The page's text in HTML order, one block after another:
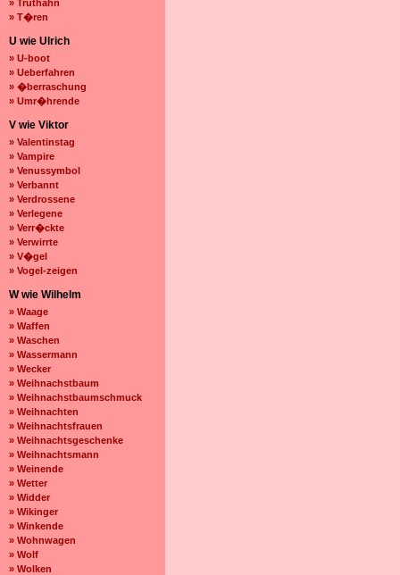
» Truthahn
» T�ren
U wie Ulrich
» U-boot
» Ueberfahren
» �berraschung
» Umr�hrende
V wie Viktor
» Valentinstag
» Vampire
» Venussymbol
» Verbannt
» Verdrossene
» Verlegene
» Verr�ckte
» Verwirrte
» V�gel
» Vogel-zeigen
W wie Wilhelm
» Waage
» Waffen
» Waschen
» Wassermann
» Wecker
» Weihnachstbaum
» Weihnachstbaumschmuck
» Weihnachten
» Weihnachtsfrauen
» Weihnachtsgeschenke
» Weihnachtsmann
» Weinende
» Wetter
» Widder
» Wikinger
» Winkende
» Wohnwagen
» Wolf
» Wolken